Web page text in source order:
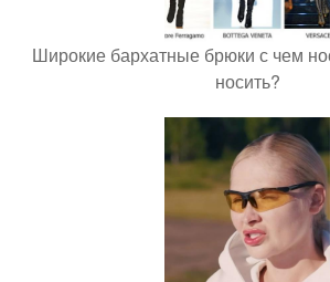
Широкие бархатные брюки с чем
носить?